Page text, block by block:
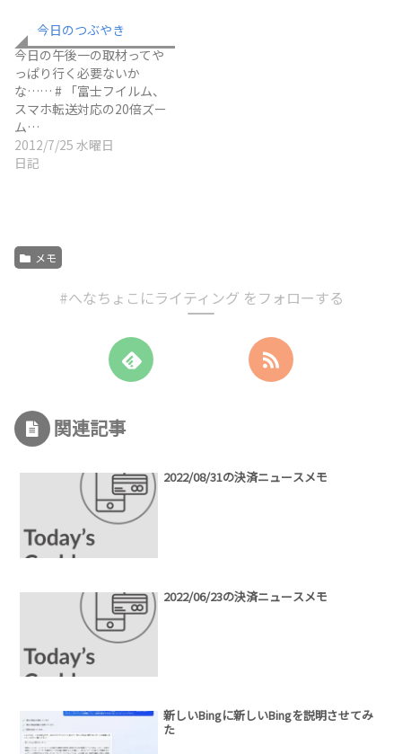
今日のつぶやき
今日の午後一の取材ってや
っぱり行く必要ないか
な…… # 「富士フイルム、
スマホ転送対応の20倍ズー
ム…
2012/7/25 水曜日
日記
メモ
#へなちょこにライティング をフォローする
関連記事
2022/08/31の決済ニュースメモ
2022/06/23の決済ニュースメモ
新しいBingに新しいBingを説明させてみ
た